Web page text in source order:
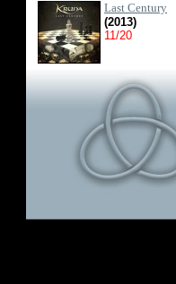
Last Century
(2013)
11/20